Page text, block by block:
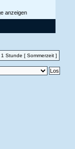
anzeigen
Stunde [ Sommerzeit ]